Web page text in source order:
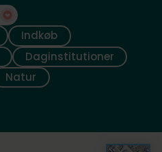
Indkøb
Daginstitutioner
Natur